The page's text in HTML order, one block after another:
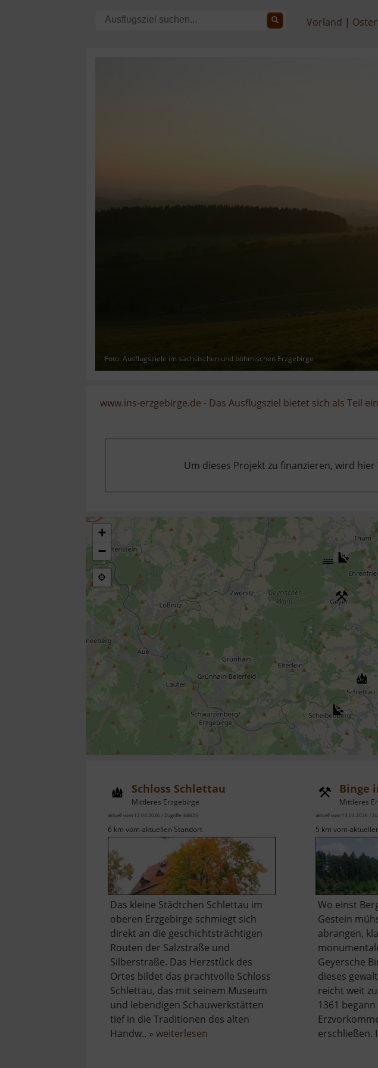
Vorland
Foto: Ausflugsziele im sächsischen und böhmischen Erzgebirge
www.ins-erzgebirge.de - Das Ausflugsziel bietet sich als Teil
Um dieses Projekt zu finanzieren, wird
+
−
Schloss Schlettau
Mittleres Erzgebirge
aktuell vom 12.04.2026 / Zugriffe: 64625
6 km vom aktuellen Standort
Das kleine Städtchen Schlettau im
oberen Erzgebirge schmiegt sich
direkt an die geschichtsträchtigen
Routen der Salzstraße und
Silberstraße. Das Herzstück des
Ortes bildet das prachtvolle Schloss
Schlettau, das mit seinem Museum
und lebendigen Schauwerkstätten
tief in die Traditionen des alten
Handw.. » weiterlesen
Binge
Mittleres
aktuell vom 13.04.2026 /
5 km vom
Wo einst
Gestein
abrangen,
Geyersche
dieses
reicht weit
1361
erschließen.